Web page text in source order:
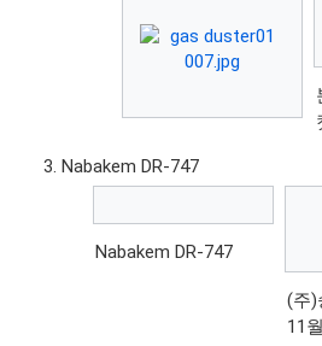
Nabakem DR-747
Nabakem DR-747
(주)
11월